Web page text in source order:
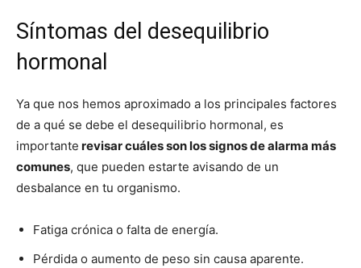
Síntomas del desequilibrio
hormonal
Ya que nos hemos aproximado a los principales factores
de a qué se debe el desequilibrio hormonal, es
importante revisar cuáles son los signos de alarma más
comunes, que pueden estarte avisando de un
desbalance en tu organismo.
Fatiga crónica o falta de energía.
Pérdida o aumento de peso sin causa aparente.